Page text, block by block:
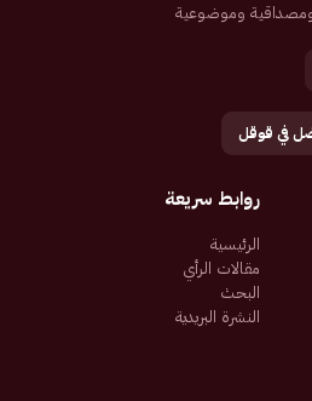
ومصداقية وموضوعية
في قوقل
روابط سريعة
الرئيسية
مقالات الرأي
البحث
النشرة البريدية